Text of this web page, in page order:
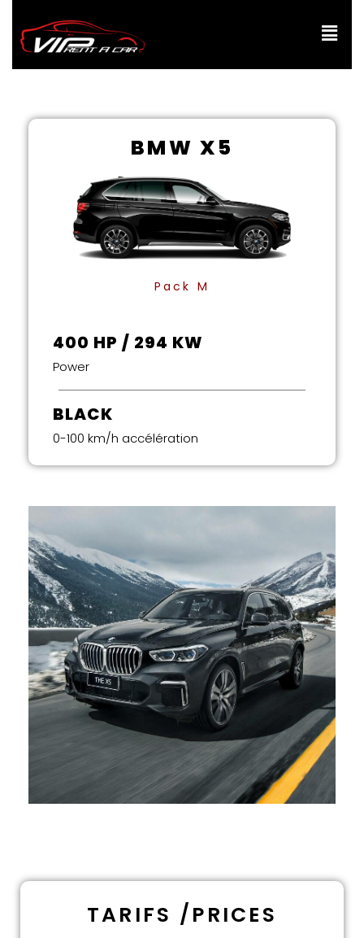
Aller
au
BMW X5
Pack M
400 HP / 294 KW
Power
BLACK
0-100 km/h accélération
TARIFS /PRICES